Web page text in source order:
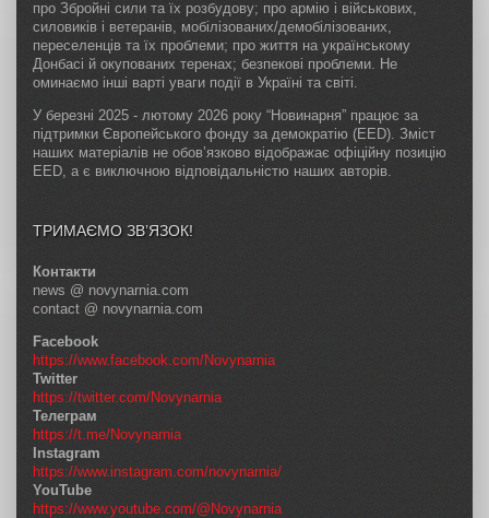
про Збройні сили та їх розбудову; про армію і військових,
силовиків і ветеранів, мобілізованих/демобілізованих,
переселенців та їх проблеми; про життя на українському
Донбасі й окупованих теренах; безпекові проблеми. Не
оминаємо інші варті уваги події в Україні та світі.
У березні 2025 - лютому 2026 року “Новинарня” працює за
підтримки Європейського фонду за демократію (EED). Зміст
наших матеріалів не обов’язково відображає офіційну позицію
EED, а є виключною відповідальністю наших авторів.
ТРИМАЄМО ЗВ’ЯЗОК!
Контакти
news @ novynarnia.com
contact @ novynarnia.com
Facebook
https://www.facebook.com/Novynarnia
Twitter
https://twitter.com/Novynarnia
Телеграм
https://t.me/Novynarnia
Instagram
https://www.instagram.com/novynarnia/
YouTube
https://www.youtube.com/@Novynarnia